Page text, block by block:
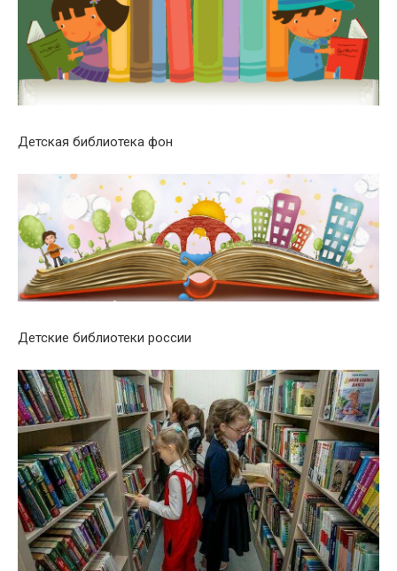
Детская библиотека фон
Детские библиотеки россии